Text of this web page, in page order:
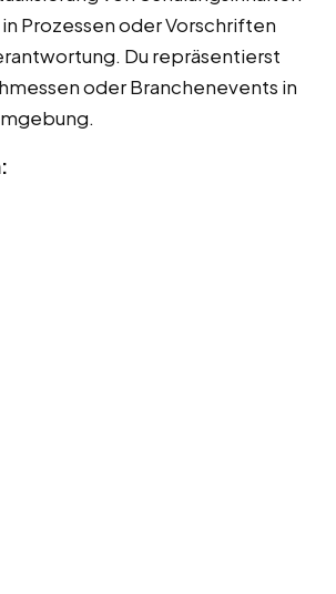
Prozessen oder Vorschriften
Du repräsentierst
oder Branchenevents in